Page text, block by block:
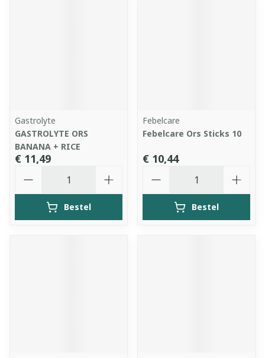
Gastrolyte
GASTROLYTE ORS
BANANA + RICE
€ 11,49
Bestel
Febelcare
Febelcare Ors Sticks 10
€ 10,44
Bestel